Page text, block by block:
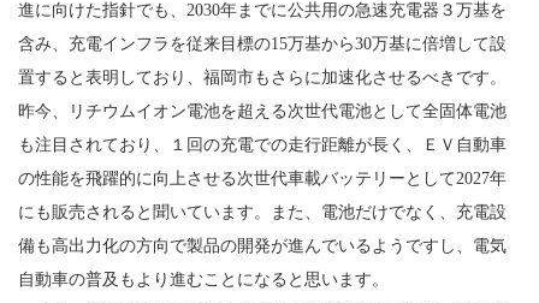
進に向けた指針でも、2030年までに公共用の急速充電器３万基を
含み、充電インフラを従来目標の15万基から30万基に倍増して設
置すると表明しており、福岡市もさらに加速化させるべきです。
昨今、リチウムイオン電池を超える次世代電池として全固体電池
も注目されており、１回の充電での走行距離が長く、ＥＶ自動車
の性能を飛躍的に向上させる次世代車載バッテリーとして2027年
にも販売されると聞いています。また、電池だけでなく、充電設
備も高出力化の方向で製品の開発が進んでいるようですし、電気
自動車の普及もより進むことになると思います。